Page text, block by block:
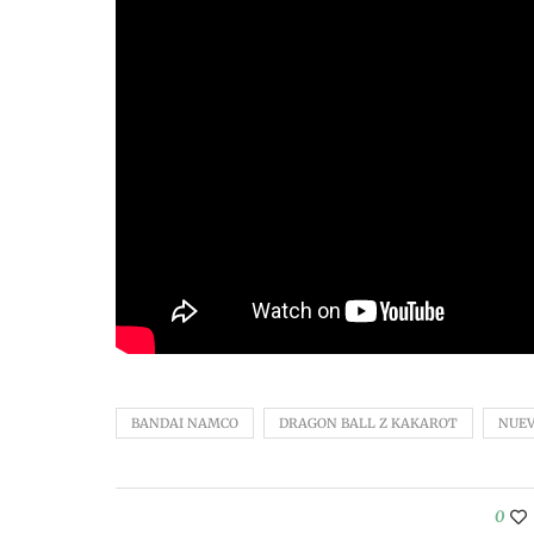
BANDAI NAMCO DRAGON BALL Z KAKAROT
0